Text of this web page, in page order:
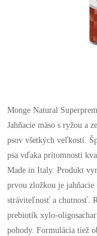
Monge Natural
Jahňacie mäso s ryžou a
psov všetkých veľkostí.
psa vďaka prítomnosti
Made in Italy. Produkt
prvou zložkou je jahňacie
stráviteľnosť a chutnosť.
prebiotík xylo-
pohody. Formulácia tiež